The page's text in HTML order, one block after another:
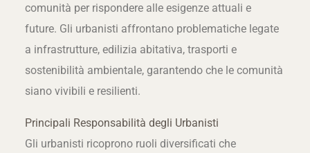
comunità per rispondere alle esigenze attuali e
future. Gli urbanisti affrontano problematiche legate
a infrastrutture, edilizia abitativa, trasporti e
sostenibilità ambientale, garantendo che le comunità
siano vivibili e resilienti.
Principali Responsabilità degli Urbanisti
Gli urbanisti ricoprono ruoli diversificati che